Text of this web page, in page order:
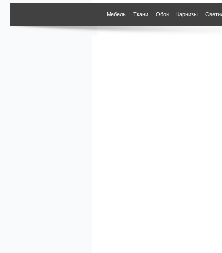
Мебель Ткани Обои Карнизы